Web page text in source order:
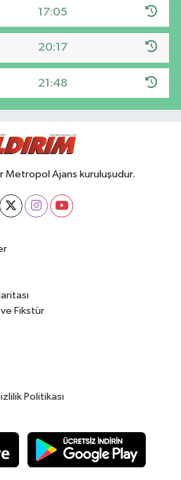
17:05
20:17
21:48
Metropol Ajans kuruluşudur.
Fikstür
Politikası